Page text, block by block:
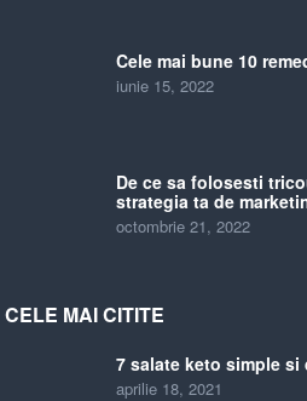
Cele mai bune 10
iunie 15, 2022
De ce sa folosesti
strategia ta de
octombrie 21, 2022
CELE MAI CITITE
7 salate keto simple si
aprilie 18, 2021